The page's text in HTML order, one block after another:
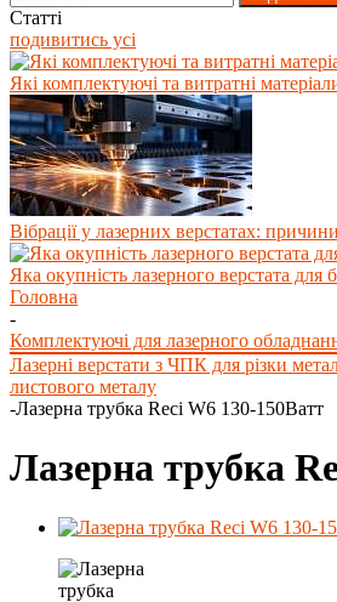
Статті
подивитись усі
Які комплектуючі та витратні
Вібрації у лазерних верстатах:
Яка окупність лазерного верстата для
Головна
-
Комплектуючі для лазерного
Лазерні верстати з ЧПК для різки
листового металу
-Лазерна трубка Reci W6 130-150Ватт
Лазерна трубка